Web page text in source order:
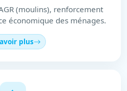
(moulins), renforcement
économique des ménages.
plus